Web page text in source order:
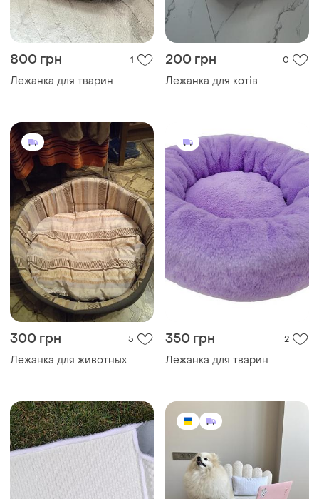
800 грн 1
Лежанка для тварин
200 грн 0
Лежанка для котів
300 грн 5
Лежанка для животных
350 грн 2
Лежанка для тварин